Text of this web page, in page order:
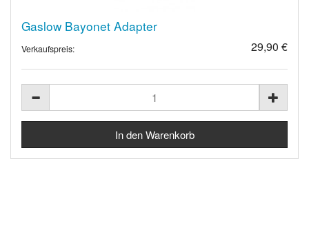
Gaslow Bayonet Adapter
Verkaufspreis: 29,90 €